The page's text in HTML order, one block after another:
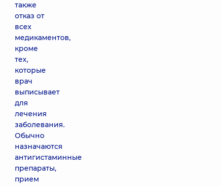
также
отказ от
всех
медикаментов,
кроме
тех,
которые
врач
выписывает
для
лечения
заболевания.
Обычно
назначаются
антигистаминные
препараты,
прием